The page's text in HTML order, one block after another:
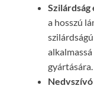
Szilárdság
a hosszú
gyártására.